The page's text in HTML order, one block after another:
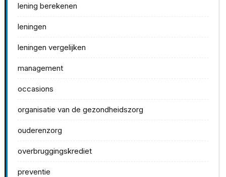
lening berekenen
leningen
leningen vergelijken
management
occasions
organisatie van de gezondheidszorg
ouderenzorg
overbruggingskrediet
preventie